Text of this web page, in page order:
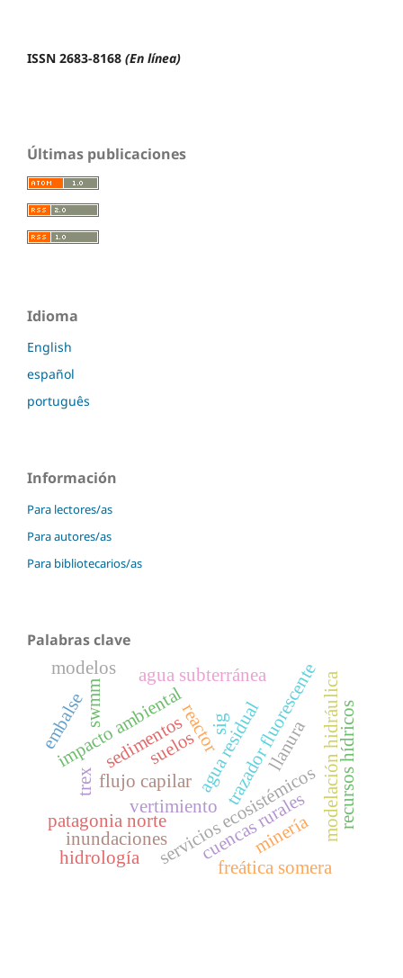
ISSN 2683-8168 (En línea)
Últimas publicaciones
Idioma
English
español
português
Información
Para lectores/as
Para autores/as
Para bibliotecarios/as
Palabras clave
trazador fluorescente
sedimentosreactor
agua residual
impacto ambiental
vertimiento
suelos
servicios ecosistémicos
cuencas rurales
agua subterránea
flujo capilar
patagonia norte
modelación hidráulica
swmm
trex
llanura
freática somera
inundaciones
modelos
sig
minería
hidrología
embalse recursos hídricos